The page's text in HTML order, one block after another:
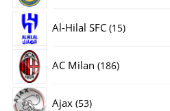
Al-Hilal SFC 1515
AC Milan 186186
Ajax 5353